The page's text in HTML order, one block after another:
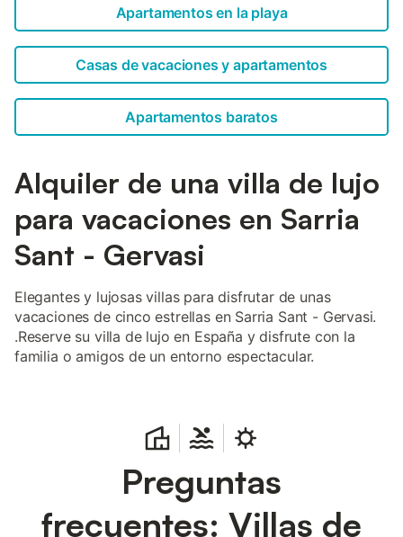
Apartamentos en la playa
Casas de vacaciones y apartamentos
Apartamentos baratos
Alquiler de una villa de lujo
para vacaciones en Sarria
Sant - Gervasi
Elegantes y lujosas villas para disfrutar de unas
vacaciones de cinco estrellas en Sarria Sant - Gervasi.
.Reserve su villa de lujo en España y disfrute con la
familia o amigos de un entorno espectacular.
Preguntas
frecuentes: Villas de